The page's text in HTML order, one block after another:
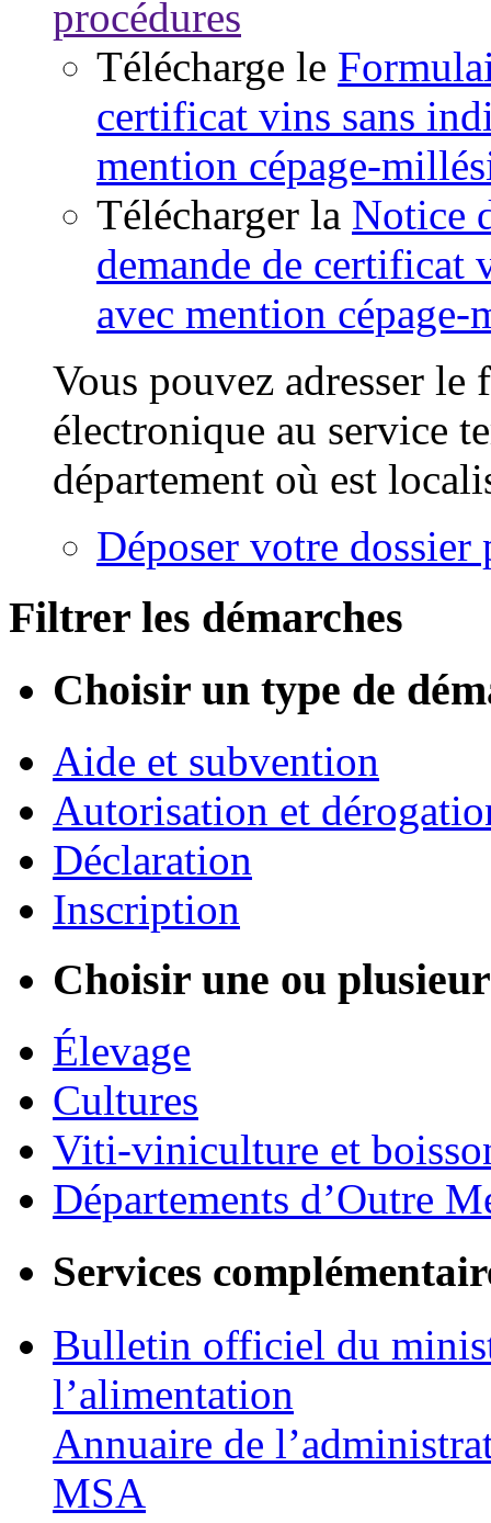
procédures
Télécharge le
certificat vins sans
mention cépage-
Télécharger la Notice
demande de certificat
avec mention cépage-
Vous pouvez adresser
électronique au service
département où est
Déposer votre
Filtrer les démarches
Choisir un type de
Aide et subvention
Autorisation et
Déclaration
Inscription
Choisir une ou
Élevage
Cultures
Viti-viniculture et
Départements d’Outre
Services
Bulletin officiel du
l’alimentation
Annuaire de
MSA